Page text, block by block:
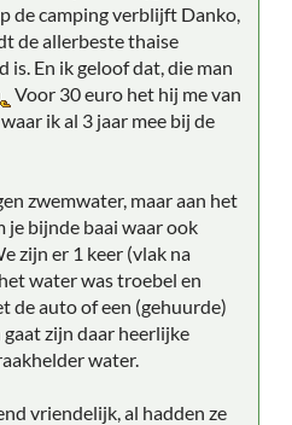
de camping verblijft Danko,
de allerbeste thaise
is. En ik geloof dat, die man
Voor 30 euro het hij me van
ik al 3 jaar mee bij de
zwemwater, maar aan het
je bijnde baai waar ook
zijn er 1 keer (vlak na
water was troebel en
de auto of een (gehuurde)
zijn daar heerlijke
water.
vriendelijk, al hadden ze